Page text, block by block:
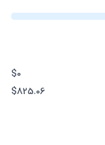
$0
$825.06